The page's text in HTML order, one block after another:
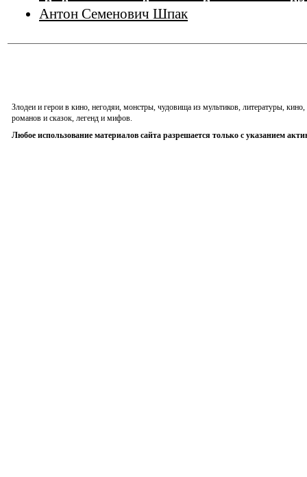
Антон Семенович Шпак
Злодеи и герои в кино, негодяи, монстры, чудовища из мультиков, литературы,
романов и сказок, легенд и мифов.
Любое использование материалов сайта разрешается только с указанием